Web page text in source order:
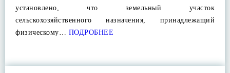
установлено, что земельный участок
сельскохозяйственного назначения, принадлежащий
физическому… ПОДРОБНЕЕ